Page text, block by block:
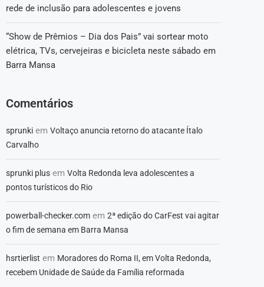
rede de inclusão para adolescentes e jovens
“Show de Prêmios – Dia dos Pais” vai sortear moto
elétrica, TVs, cervejeiras e bicicleta neste sábado em
Barra Mansa
Comentários
sprunki em Voltaço anuncia retorno do atacante Ítalo
Carvalho
sprunki plus em Volta Redonda leva adolescentes a
pontos turísticos do Rio
powerball-checker.com em 2ª edição do CarFest vai agitar
o fim de semana em Barra Mansa
hsrtierlist em Moradores do Roma II, em Volta Redonda,
recebem Unidade de Saúde da Família reformada